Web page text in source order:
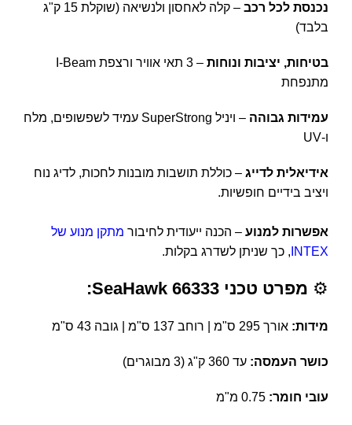
נכנסת לכל רכב
– קלה לאחסון ולנשיאה (שוקלת 15 ק"ג
בלבד)
בטיחות, יציבות ונוחות
– 3 תאי אוויר ורצפת I-Beam
מתנפחת
עמידות גבוהה
– ויניל SuperStrong עמיד לשפשופים, מלח
ו-UV
אידיאלית לדייג – כוללת תושבות מובנות לחכות, לדיג נוח
ויציב בידיים חופשיות.
אפשרות למנוע – הכנה ייעודית לחיבור מתקן מנוע של
INTEX , כך שניתן לשדרג בקלות.
⚙️ מפרט טכני SeaHawk 66333:
מידות: אורך 295 ס"מ | רוחב 137 ס"מ | גובה 43 ס"מ
כושר העמסה: עד 360 ק"ג (3 מבוגרים)
עובי חומר: 0.75 מ"מ